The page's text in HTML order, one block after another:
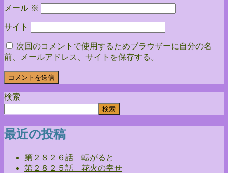
メール ※
サイト
次回のコメントで使用するためブラウザーに自分の名
前、メールアドレス、サイトを保存する。
検索
検索
最近の投稿
第２８２６話 転がると
第２８２５話 花火の幸せ